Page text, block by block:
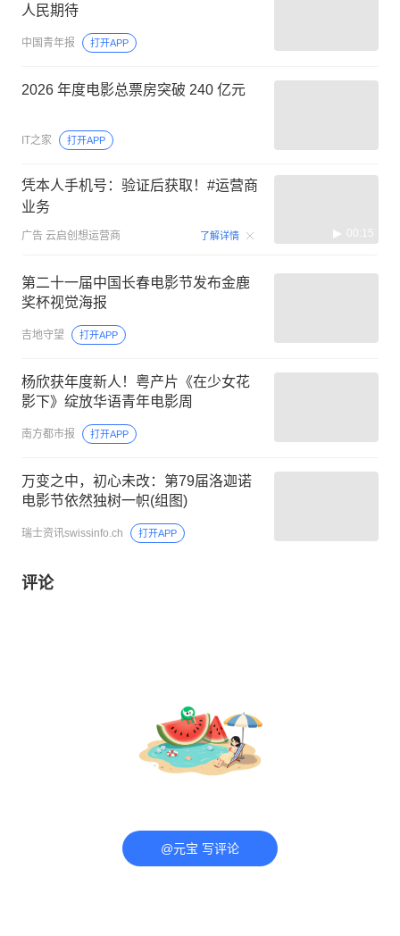
人民期待
中国青年报 打开APP
2026 年度电影总票房突破 240 亿元
IT之家 打开APP
凭本人手机号：验证后获取！#运营商
业务
广告 云启创想运营商 了解详情 00:15
第二十一届中国长春电影节发布金鹿
奖杯视觉海报
吉地守望 打开APP
杨欣获年度新人！粤产片《在少女花
影下》绽放华语青年电影周
南方都市报 打开APP
万变之中，初心未改：第79届洛迦诺
电影节依然独树一帜(组图)
瑞士资讯swissinfo.ch 打开APP
评论
@元宝 写评论